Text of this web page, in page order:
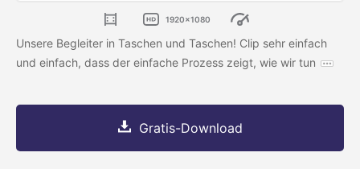
1920x1080
Unsere Begleiter in Taschen und Taschen! Clip sehr einfach
und einfach, dass der einfache Prozess zeigt, wie wir tun
Gratis-Download